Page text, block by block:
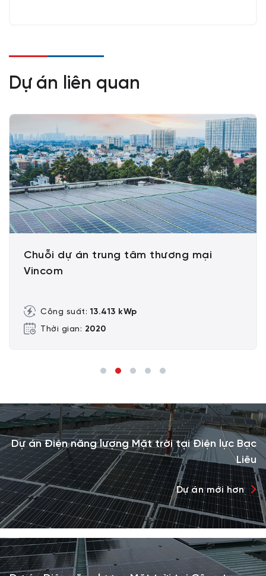
Dự án liên quan
Chuỗi dự án trung tâm thương mại
Vincom
Công suất:13.413 kWp
Thời gian: 2020
Dự án Điện năng lượng Mặt trời tại Điện lực Bạc
Liêu
Dự án mới hơn